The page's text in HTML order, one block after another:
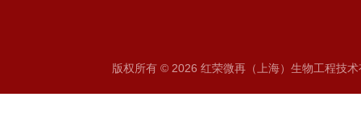
版权所有 © 2026 红荣微再（上海）生物工程技